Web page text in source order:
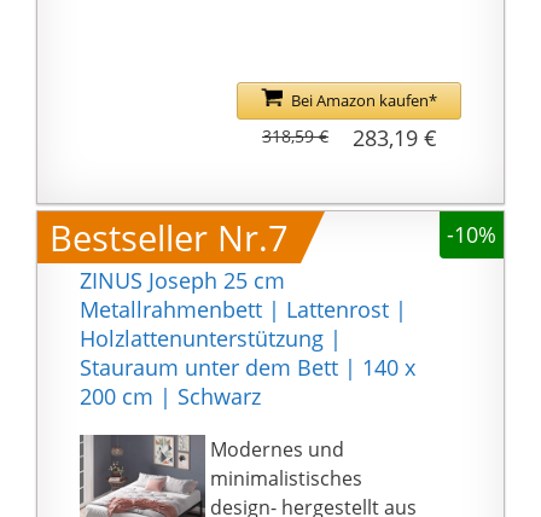
- Montage mit
Werkzeug.
gebildete
Aufbauanleitung, die
man für die Montage
braucht. Die Montage
ist sehr praktisch und
dauert nur ca. 25
Minuten.
AUSFÜHRUNG - Unsere
Kunden sind für uns
sehr wichtig, deswegen
Bei Amazon kaufen*
283,19 €
318,59 €
Bestseller Nr.7
-10%
ZINUS Joseph 25 cm
Metallrahmenbett | Lattenrost |
Holzlattenunterstützung |
Stauraum unter dem Bett | 140 x
200 cm | Schwarz
Modernes und
minimalistisches
design- hergestellt aus